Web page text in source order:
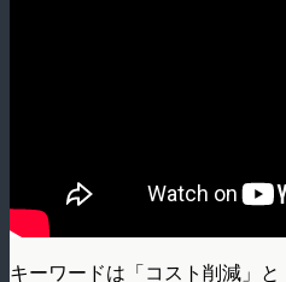
キーワードは「コスト削減」